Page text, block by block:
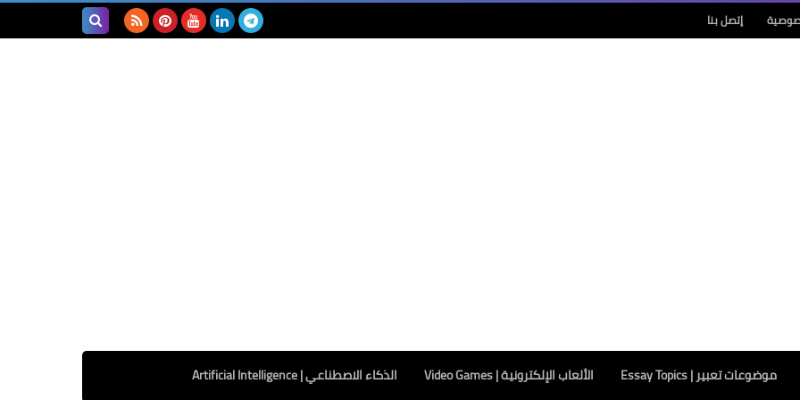
إتصل بنا
موضوعات تعبير | Essay Topics الألعاب الإلكترونية | Video Games الذكاء الاصطناعي | Artificial Intelligence